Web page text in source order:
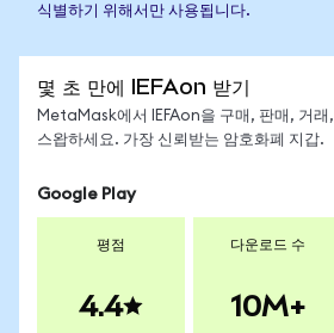
식별하기 위해서만 사용됩니다.
몇 초 만에 IEFAon 받기
MetaMask에서 IEFAon을 구매, 판매, 거래,
스왑하세요. 가장 신뢰받는 암호화폐 지갑.
Google Play
평점
4.4
다운로드 수
10M+